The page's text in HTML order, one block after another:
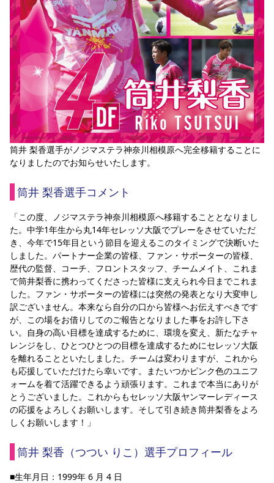
筒井 梨香選手がノジマステラ神奈川相模原へ完全移籍することに
なりましたのでお知らせいたします。
筒井 梨香選手コメント
「この度、ノジマステラ神奈川相模原へ移籍することとなりまし
た。中学1年生から丸14年セレッソ大阪でプレーをさせていただ
き、今年で15年目という節目を迎えるこのタイミングで決断いた
しました。パートナー企業の皆様、ファン・サポーターの皆様、
歴代の監督、コーチ、フロントスタッフ、チームメイト、これま
で筒井梨香に携わってくださった皆様に支えられ今日までこれま
した。ファン・サポーターの皆様には突然の発表となり大変申し
訳ございません。本来なら自分の口から皆様へお伝えすべきです
が、この場をお借りしてのご報告となりました事をお許し下さ
い。自身の高い目標を達成するために、環境を変え、新たなチャ
レンジをし、ひとつひとつの目標を達成するためにセレッソ大阪
を離れることといたしました。チームは変わりますが、これから
も応援していただけたら幸いです。またいつかピンク色のユニフ
ォームを着て活躍できるよう頑張ります。これまで本当にありが
とうございました。これからもセレッソ大阪ヤンマーレディース
の応援をよろしくお願いします。そして引き続き筒井梨香をよろ
しくお願いします！」
筒井 梨香（つつい りこ）選手プロフィール
■生年月日：1999年 6 月 4 日